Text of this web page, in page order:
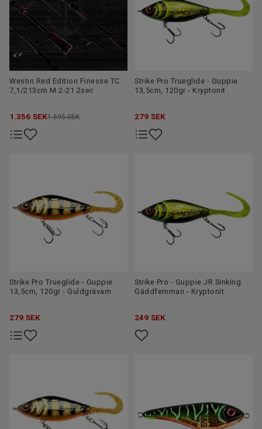
Westin Red Edition Finesse TC
7,1/213cm M 2-21 2sec
1.356 SEK1.695 SEK
Strike Pro Trueglide - Guppie
13,5cm, 120gr - Kryptonit
279 SEK
Strike Pro Trueglide - Guppie
13,5cm, 120gr - Guldgrävarn
279 SEK
Strike Pro - Guppie JR Sinking
Gäddfemman - Kryptonit
249 SEK